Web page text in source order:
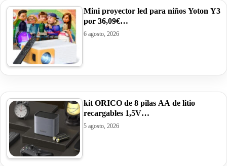
Mini proyector led para niños Yoton Y3
por 36,09€…
6 agosto, 2026
kit ORICO de 8 pilas AA de litio
recargables 1,5V…
5 agosto, 2026